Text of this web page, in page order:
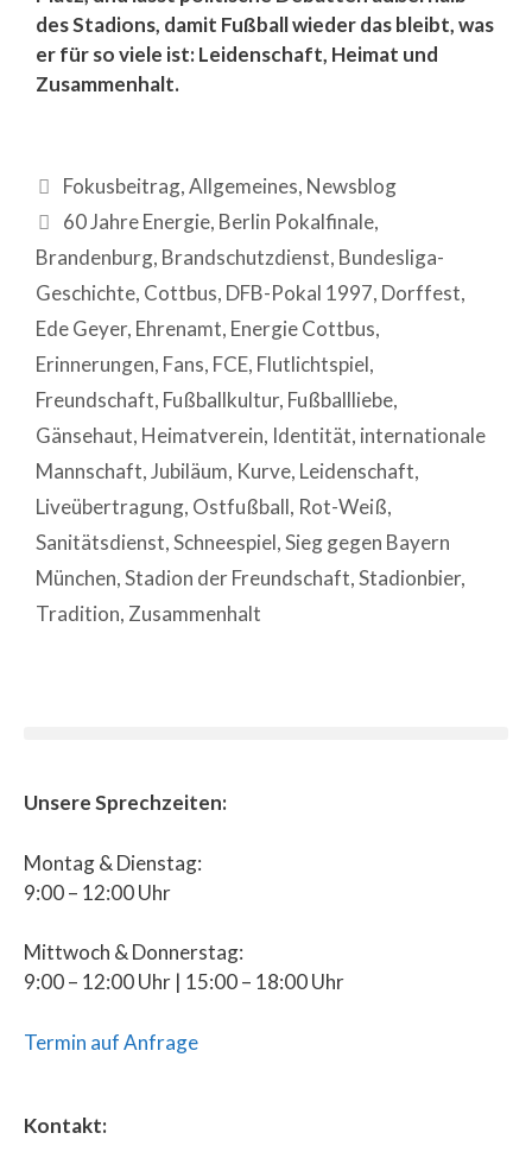
des Stadions, damit Fußball wieder das bleibt, was
er für so viele ist: Leidenschaft, Heimat und
Zusammenhalt.
Fokusbeitrag,Allgemeines, Newsblog
60 Jahre Energie, Berlin Pokalfinale,
Brandenburg, Brandschutzdienst, Bundesliga-
Geschichte, Cottbus, DFB-Pokal 1997, Dorffest,
Ede Geyer, Ehrenamt, Energie Cottbus,
Erinnerungen, Fans, FCE, Flutlichtspiel,
Freundschaft, Fußballkultur, Fußballliebe,
Gänsehaut, Heimatverein, Identität, internationale
Mannschaft,Jubiläum, Kurve, Leidenschaft,
Liveübertragung, Ostfußball, Rot-Weiß,
Sanitätsdienst,Schneespiel,Sieg gegen Bayern
München,Stadion der Freundschaft,Stadionbier,
Tradition, Zusammenhalt
Unsere Sprechzeiten:
Montag & Dienstag:
9:00 – 12:00 Uhr
Mittwoch & Donnerstag:
9:00 – 12:00 Uhr | 15:00 – 18:00 Uhr
Termin auf Anfrage
Kontakt: